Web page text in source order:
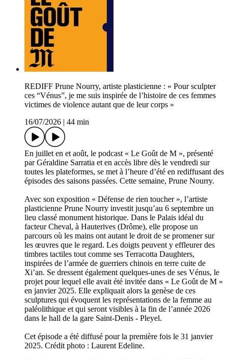
REDIFF Prune Nourry, artiste plasticienne : « Pour sculpter
ces “Vénus”, je me suis inspirée de l’histoire de ces femmes
victimes de violence autant que de leur corps »
16/07/2026
44 min
En juillet en et août, le podcast « Le Goût de M », présenté
par Géraldine Sarratia et en accès libre dès le vendredi sur
toutes les plateformes, se met à l’heure d’été en rediffusant des
épisodes des saisons passées. Cette semaine, Prune Nourry.
Avec son exposition « Défense de rien toucher », l’artiste
plasticienne Prune Nourry investit jusqu’au 6 septembre un
lieu classé monument historique. Dans le Palais idéal du
facteur Cheval, à Hauterives (Drôme), elle propose un
parcours où les mains ont autant le droit de se promener sur
les œuvres que le regard. Les doigts peuvent y effleurer des
timbres tactiles tout comme ses Terracotta Daughters,
inspirées de l’armée de guerriers chinois en terre cuite de
Xi’an. Se dressent également quelques-unes de ses Vénus, le
projet pour lequel elle avait été invitée dans « Le Goût de M »
en janvier 2025. Elle expliquait alors la genèse de ces
sculptures qui évoquent les représentations de la femme au
paléolithique et qui seront visibles à la fin de l’année 2026
dans le hall de la gare Saint-Denis - Pleyel.
Cet épisode a été diffusé pour la première fois le 31 janvier
2025. Crédit photo : Laurent Edeline.